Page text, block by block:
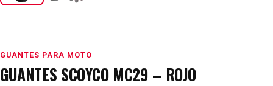
GUANTES PARA MOTO
GUANTES SCOYCO MC29 – ROJO